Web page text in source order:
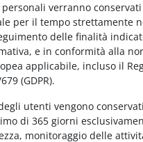
verranno
per il tempo strettamente
delle finalità
e in conformità alla
applicabile, incluso il
(GDPR).
utenti vengono
di 365 giorni
monitoraggio delle